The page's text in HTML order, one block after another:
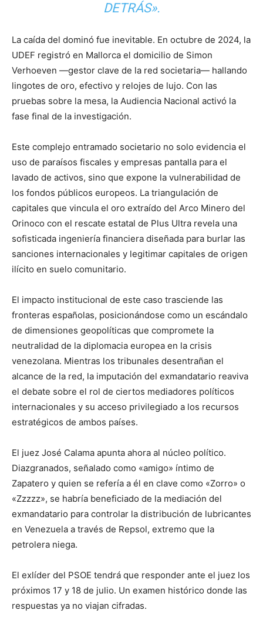
DETRÁS».
La caída del dominó fue inevitable. En octubre de 2024, la
UDEF registró en Mallorca el domicilio de Simon
Verhoeven —gestor clave de la red societaria— hallando
lingotes de oro, efectivo y relojes de lujo. Con las
pruebas sobre la mesa, la Audiencia Nacional activó la
fase final de la investigación.
Este complejo entramado societario no solo evidencia el
uso de paraísos fiscales y empresas pantalla para el
lavado de activos, sino que expone la vulnerabilidad de
los fondos públicos europeos. La triangulación de
capitales que vincula el oro extraído del Arco Minero del
Orinoco con el rescate estatal de Plus Ultra revela una
sofisticada ingeniería financiera diseñada para burlar las
sanciones internacionales y legitimar capitales de origen
ilícito en suelo comunitario.
El impacto institucional de este caso trasciende las
fronteras españolas, posicionándose como un escándalo
de dimensiones geopolíticas que compromete la
neutralidad de la diplomacia europea en la crisis
venezolana. Mientras los tribunales desentrañan el
alcance de la red, la imputación del exmandatario reaviva
el debate sobre el rol de ciertos mediadores políticos
internacionales y su acceso privilegiado a los recursos
estratégicos de ambos países.
El juez José Calama apunta ahora al núcleo político.
Diazgranados, señalado como «amigo» íntimo de
Zapatero y quien se refería a él en clave como «Zorro» o
«Zzzzz», se habría beneficiado de la mediación del
exmandatario para controlar la distribución de lubricantes
en Venezuela a través de Repsol, extremo que la
petrolera niega.
El exlíder del PSOE tendrá que responder ante el juez los
próximos 17 y 18 de julio. Un examen histórico donde las
respuestas ya no viajan cifradas.